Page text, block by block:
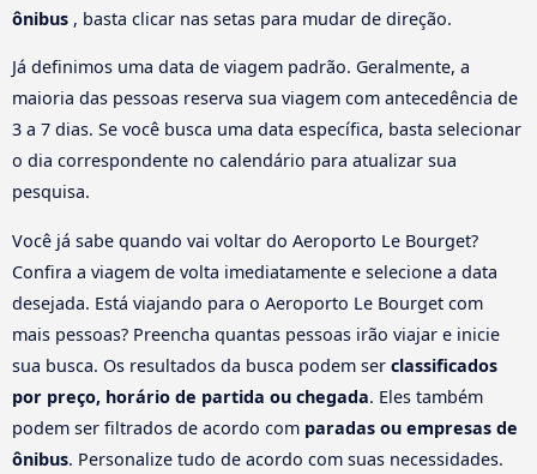
ônibus , basta clicar nas setas para mudar de direção.
Já definimos uma data de viagem padrão. Geralmente, a
maioria das pessoas reserva sua viagem com antecedência de
3 a 7 dias. Se você busca uma data específica, basta selecionar
o dia correspondente no calendário para atualizar sua
pesquisa.
Você já sabe quando vai voltar do Aeroporto Le Bourget?
Confira a viagem de volta imediatamente e selecione a data
desejada. Está viajando para o Aeroporto Le Bourget com
mais pessoas? Preencha quantas pessoas irão viajar e inicie
sua busca. Os resultados da busca podem ser classificados
por preço, horário de partida ou chegada. Eles também
podem ser filtrados de acordo com paradas ou empresas de
ônibus. Personalize tudo de acordo com suas necessidades.